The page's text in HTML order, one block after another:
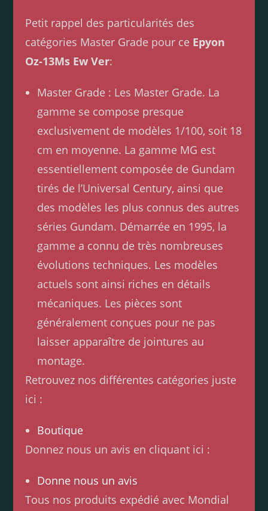
Petit rappel des particularités des
catégories Master Grade pour ce Epyon
Oz-13Ms Ew Ver:
Master Grade : Les Master Grade. La
gamme se compose presque
exclusivement de modèles 1/100, soit 18
cm en moyenne. La gamme MG est
essentiellement composée de Gundam
tirés de l’Universal Century, ainsi que
des modèles les plus connus des autres
séries Gundam. Démarrée en 1995, la
gamme a connu de très nombreuses
évolutions techniques. Les modèles
actuels sont ainsi riches en détails
mécaniques. Les pièces sont
généralement conçues pour ne pas
laisser apparaître de jointures au
montage.
Retrouvez nos différentes catégories juste
ici :
Boutique
Donnez nous un avis en cliquant ici :
Donne nous un avis
Tous nos produits expédié avec Mondial